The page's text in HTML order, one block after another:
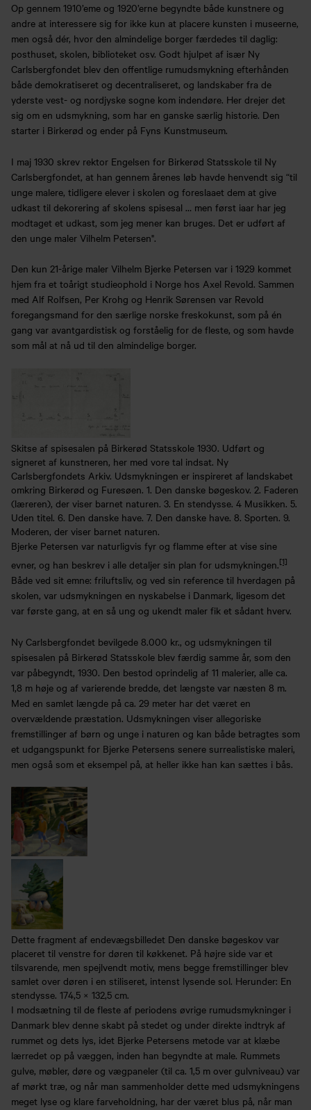
Op gennem 1910’eme og 1920’erne begyndte både kunstnere og
andre at interessere sig for ikke kun at placere kunsten i museerne,
men også dér, hvor den almindelige borger færdedes til daglig:
posthuset, skolen, biblioteket osv. Godt hjulpet af især Ny
Carlsbergfondet blev den offentlige rumudsmykning efterhånden
både demokratiseret og decentraliseret, og landskaber fra de
yderste vest- og nordjyske sogne kom indendøre. Her drejer det
sig om en udsmykning, som har en ganske særlig historie. Den
starter i Birkerød og ender på Fyns Kunstmuseum.
I maj 1930 skrev rektor Engelsen for Birkerød Statsskole til Ny
Carlsbergfondet, at han gennem årenes løb havde henvendt sig “til
unge malere, tidligere elever i skolen og foreslaaet dem at give
udkast til dekorering af skolens spisesal … men først iaar har jeg
modtaget et udkast, som jeg mener kan bruges. Det er udført af
den unge maler Vilhelm Petersen".
Den kun 21-årige maler Vilhelm Bjerke Petersen var i 1929 kommet
hjem fra et toårigt studieophold i Norge hos Axel Revold. Sammen
med Alf Rolfsen, Per Krohg og Henrik Sørensen var Revold
foregangsmand for den særlige norske freskokunst, som på én
gang var avantgardistisk og forståelig for de fleste, og som havde
som mål at nå ud til den almindelige borger.
Skitse af spisesalen på Birkerød Statsskole 1930. Udført og
signeret af kunstneren, her med vore tal indsat. Ny
Carlsbergfondets Arkiv. Udsmykningen er inspireret af landskabet
omkring Birkerød og Furesøen. 1. Den danske bøgeskov. 2. Faderen
(læreren), der viser barnet naturen. 3. En stendysse. 4 Musikken. 5.
Uden titel. 6. Den danske have. 7. Den danske have. 8. Sporten. 9.
Moderen, der viser barnet naturen.
Bjerke Petersen var naturligvis fyr og flamme efter at vise sine
evner, og han beskrev i alle detaljer sin plan for udsmykningen.[1]
Både ved sit emne: friluftsliv, og ved sin reference til hverdagen på
skolen, var udsmykningen en nyskabelse i Danmark, ligesom det
var første gang, at en så ung og ukendt maler fik et sådant hverv.
Ny Carlsbergfondet bevilgede 8.000 kr., og udsmykningen til
spisesalen på Birkerød Statsskole blev færdig samme år, som den
var påbegyndt, 1930. Den bestod oprindelig af 11 malerier, alle ca.
1,8 m høje og af varierende bredde, det længste var næsten 8 m.
Med en samlet længde på ca. 29 meter har det været en
overvældende præstation. Udsmykningen viser allegoriske
fremstillinger af børn og unge i naturen og kan både betragtes som
et udgangspunkt for Bjerke Petersens senere surrealistiske maleri,
men også som et eksempel på, at heller ikke han kan sættes i bås.
Dette fragment af endevægsbilledet Den danske bøgeskov var
placeret til venstre for døren til køkkenet. På højre side var et
tilsvarende, men spejlvendt motiv, mens begge fremstillinger blev
samlet over døren i en stiliseret, intenst lysende sol. Herunder: En
stendysse. 174,5 × 132,5 cm.
I modsætning til de fleste af periodens øvrige rumudsmykninger i
Danmark blev denne skabt på stedet og under direkte indtryk af
rummet og dets lys, idet Bjerke Petersens metode var at klæbe
lærredet op på væggen, inden han begyndte at male. Rummets
gulve, møbler, døre og vægpaneler (til ca. 1,5 m over gulvniveau) var
af mørkt træ, og når man sammenholder dette med udsmykningens
meget lyse og klare farveholdning, har der været blus på, når man